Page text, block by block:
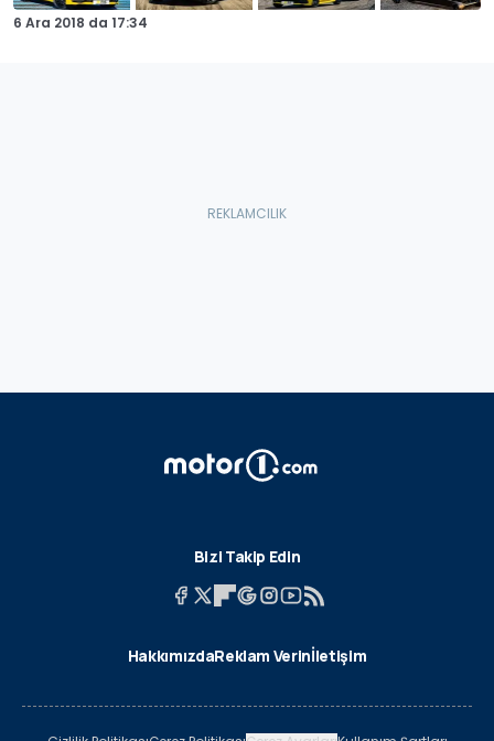
6 Ara 2018 da 17:34
Bizi Takip Edin
HakkımızdaReklam Verinİletişim